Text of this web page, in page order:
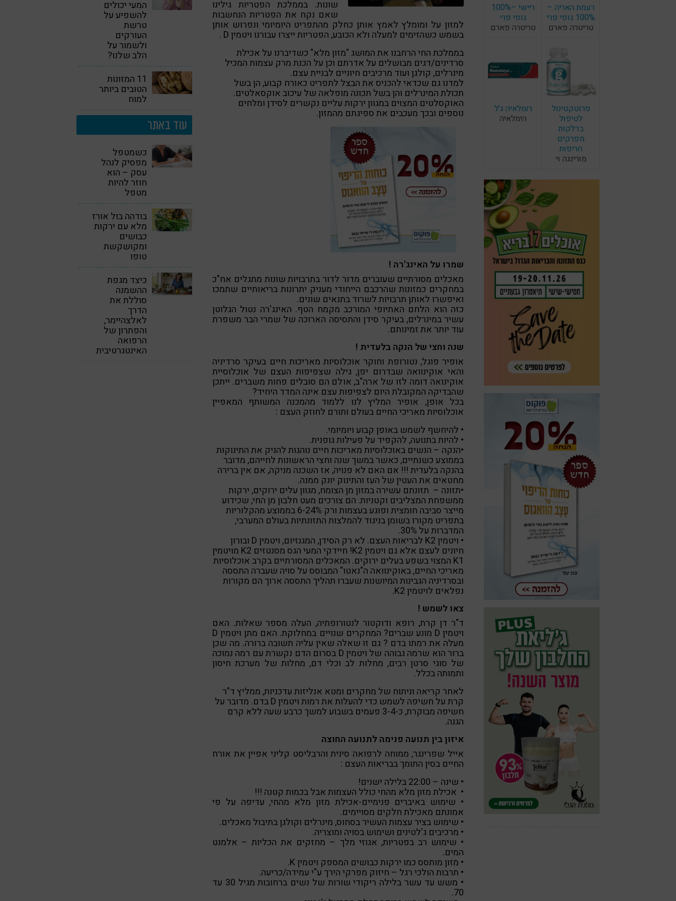
רעמת האריה –
100% גופי פרי
טריטרה פארם
ריישי –100%
גופי פרי
טריטרה פארם
פרוטקטינול
לטיפול
בדלקות
מפרקים
חריפות
מורינגה וי
רומלאיה ג'ל
הימלאיה
שונות. בממלכת הפטריות גילינו
שאם נקח את הפטריות הנחשבות
למזון על ומומלץ לאמץ אותן כחלק מהתפריט היומיומי ונפרוש אותן
בשמש כשהזימים למעלה ולא הכובע, הפטריות ייצרו עבורנו ויטמין D .
בממלכת החי הרחבנו את המושג "מזון מלא" כשדיברנו על אכילת
סרדינים/דגים מבושלים על אדרתם וכן על הכנת מרק עצמות המכיל
מינרלים, קולגן ועוד מרכיבים חיוניים לבניית עצם.
למדנו גם שכדאי להכניס את הבצל לתפריט כאורח קבוע, הן בשל
תכולת המינרלים והן בשל תכונה מופלאה של עיכוב אוקסאלטים.
האוקסלטים המצוים במגוון ירקות עליים נקשרים לסידן ומלחים
נוספים ובכך מעכבים את ספיגתם מהמזון.
שמרו על האינג'רה !
מאכלים מסורתיים שעוברים מדור לדור בתרבויות שונות מתגלים אח"כ
במחקרים כמזונות שהרכבם הייחודי מעניק יתרונות בריאותיים שתמכו
ואיפשרו לאותן תרבויות לשרוד בתנאים שונים.
כזה הוא הלחם האתיופי המורכב מקמח הטף. האינג'רה נטול הגלוטן
עשיר במינרלים, בעיקר סידן והתסיסה הארוכה של שמרי הבר משפרת
עוד יותר את זמינותם.
שנה וחצי של הנקה בלעדית !
אופיר פוגל, נטורופת וחוקר אוכלוסיות מאריכות חיים בעיקר סרדיניה
והאי אוקינוואה שבדרום יפן, גילה שצפיפות העצם של אוכלוסיית
אוקינואה דומה לזו של ארה"ב, אולם הם סובלים פחות משברים. ייתכן
שהבדיקה המקובלת היום לצפיפות עצם אינה המדד היחיד?
בכל אופן, אופיר המליץ לנו ללמוד מהמכנה המשותף המאפיין
אוכלוסיות מאריכי החיים בעולם ותורם לחוזק העצם :
• להיחשף לשמש באופן קבוע ויומיומי.
• להיות בתנועה, להקפיד על פעילות גופנית.
•הנקה – הנשים באוכלוסיות מאריכות חיים נוהגות להניק את התינוקות
בממוצע כשנתיים, כאשר במשך שנה וחצי הראשונות לחייהם, מדובר
בהנקה בלעדית !!! אם האם לא פנויה, אז השכנה מניקה, אם אין ברירה
מחטאים את העטין של העז והתינוק יונק ממנה.
•תזונה – תזונתם עשירה במזון מן הצומח, מגוון עלים ירוקים, ירקות
ממשפחת המצליבים וקטניות. הם צורכים מעט חלבון מן החי, שכידוע
מייצר סביבה חומצית ופוגע בעצמות ורק 6-24% בממוצע מהקלוריות
בתפריט מקורו בשומן בניגוד להמלצות התזונתיות בעולם המערבי,
המדברות על 30%.
• ויטמין K2 לבריאות העצם. לא רק הסידן, המגנזיום, ויטמין D ובורון
חיונים לעצם אלא גם ויטמין K2! חיידקי המעי הגס מסנטזים K2 מויטמין
K1 המצוי בשפע בעלים ירוקים. המאכלים המסורתיים בקרב אוכלוסיות
מאריכי החיים, באוקינוואה ה"נאטו" המבוסס על סויה שעברה התססה
ובסרדיניה הגבינות המיושנות שעברו תהליך התססה ארוך הם מקורות
נפלאים לויטמין K2.
צאו לשמש !
ד"ר דן קרת, רופא ודוקטור לנטורופתיה, העלה מספר שאלות. האם
ויטמין D מונע שברים? המחקרים שנויים במחלוקת. האם מתן ויטמין D
מעלה את רמתו בדם ? גם זו שאלה שאין עליה תשובה ברורה. מה שכן
ברור הוא שרמה גבוהה של ויטמין D בסרום הדם נקשרת עם רמה נמוכה
של סוגי סרטן רבים, מחלות לב וכלי דם, מחלות של מערכת חיסון
ותמותה בכלל.
לאחר קריאה וניתוח של מחקרים ומטא אנליזות עדכניות, ממליץ ד"ר
קרת על חשיפה לשמש כדי להעלות את רמות ויטמין D בדם. מדובר על
חשיפה מבוקרת, כ-3-4 פעמים בשבוע למשך כרבע שעה ללא קרם
הגנה.
איזון בין תנועה פנימה לתנועה החוצה
אייל שפרינגר, ממוחה לרפואה סינית והרבליסט קליני אפיין את אורח
החיים בסין התומך בבריאות העצם :
• שינה – 22:00 בלילה ישנים!
• אכילת מזון מלא מהחי כולל העצמות אבל בכמות קטנה !!!
• שימוש באיברים פנימיים-אכילת מזון מלא מהחי, עדיפה על פי
אמונתם מאכילת חלקים מסויימים.
• שימוש בציר עצמות העשיר בסחוס, מינרלים וקולגן בתיבול מאכלים.
• מרכיבים ג'לטינים ושימוש בסויה ומוצריה.
• שימוש רב בפטריות, אגוזי מלך – מחזקים את הכליות – אלמנט
המים.
• מזון מותסס כמו ירקות כבושים המספק ויטמין K.
• תרבות הולכי רגל – חיזוק מפרקי הירך ע"י עמידה/כריעה.
• משש עד עשר בלילה ריקודי שורות של נשים ברחובות מגיל 30 עד
70.
המעי יכולים
להשפיע על
טרשת
העורקים
ולשמור על
הלב שלנו?
11 המזונות
הטובים ביותר
למוח
עוד באתר
כשמטפל
מפסיק לנהל
עסק – הוא
חוזר להיות
מטפל
בודהה בול אורז
מלא עם ירקות
כבושים
ומקושקשת
טופו
כיצד מגפת
ההשמנה
סוללת את
הדרך
לאלצהיימר,
והפתרון של
הרפואה
האינטגרטיבית